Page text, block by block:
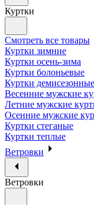
Куртки
Смотреть все товары
Куртки зимние
Куртки осень-зима
Куртки болоньевые
Куртки демисезонные
Весенние мужские
Летние мужские
Осенние мужские
Куртки стеганые
Куртки теплые
Ветровки
Ветровки